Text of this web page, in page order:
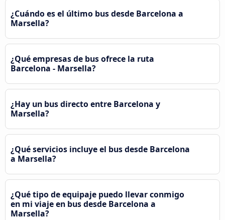
¿Cuándo es el último bus desde Barcelona a
Marsella?
¿Qué empresas de bus ofrece la ruta
Barcelona - Marsella?
¿Hay un bus directo entre Barcelona y
Marsella?
¿Qué servicios incluye el bus desde Barcelona
a Marsella?
¿Qué tipo de equipaje puedo llevar conmigo
en mi viaje en bus desde Barcelona a
Marsella?